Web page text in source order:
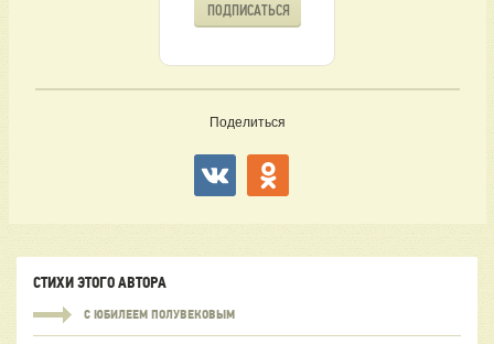
ПОДПИСАТЬСЯ
Поделиться
СТИХИ ЭТОГО АВТОРА
С ЮБИЛЕЕМ ПОЛУВЕКОВЫМ